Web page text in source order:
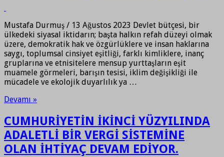
Mustafa Durmuş / 13 Ağustos 2023 Devlet bütçesi, bir
ülkedeki siyasal iktidarın; başta halkın refah düzeyi olmak
üzere, demokratik hak ve özgürlüklere ve insan haklarına
saygı, toplumsal cinsiyet eşitliği, farklı kimliklere, inanç
gruplarına ve etnisitelere mensup yurttaşların eşit
muamele görmeleri, barışın tesisi, iklim değişikliği ile
mücadele ve ekolojik duyarlılık ya …
Devamı »
CUMHURİYETİN İKİNCİ YÜZYILINDA
ADALETLİ BİR VERGİ SİSTEMİNE
OLAN İHTİYAÇ DEVAM EDİYOR.